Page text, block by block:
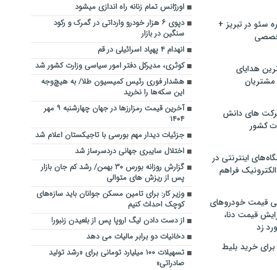
سئو در تبریز +
هدایای
مشتریان
های دانش
کشور
اینترنتی در
فراهم
قیمت خودروهای
قیمت دنا،
زد
خرید بلیط
اورژانس تمام زنانه راه اندازی میشود
دپوی ۶ هزار خودرو وارداتی در گمرک و رکود
سنگین در بازار
انهدام ۴ پهپاد اسرائیلی در قم
کوثری، مدیرکل دفتر امور سیاسی وزارت کشور شد
هشدار فوری رئیس کمیسیون طلا/ به هیچ‌وجه
این سکه‌ها را نخرید
آخرین قیمت رمزارز‌ها در جهان چهارشنبه ۹ مهر
۱۴۰۴
جزئیات دیدار مهم بورسی با تاجیکستان اعلام شد
اختلال سایبری جهانی دردسرساز شد
گزارش روزانه بورس ۳۰ بهمن/ رشد کم جان بازار
پس از ریزش های متوالی
وزیر کار: برای تامین مسکن جوانان باید سازه‌های
کوچک احداث کنیم
از دست دادن لیگ اروپا پس از بلعیدن زنبور!
دخانیات دو برابر مالیات می دهد
تسهیلات ۱۰۰ میلیارد تومانی برای «رشد تولید
صادراتی»